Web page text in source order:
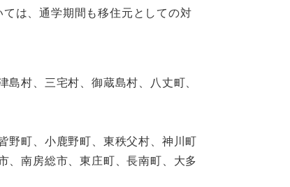
は、通学期間も移住元としての対
村、三宅村、御蔵島村、八丈町、
野町、小鹿野町、東秩父村、神川町
南房総市、東庄町、長南町、大多